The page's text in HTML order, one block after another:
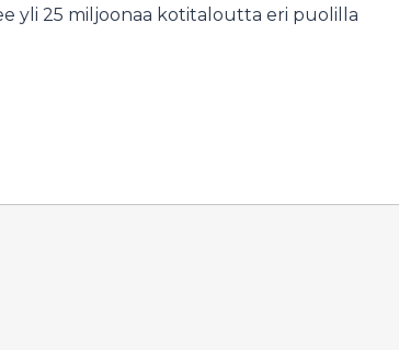
yli 25 miljoonaa kotitaloutta eri puolilla